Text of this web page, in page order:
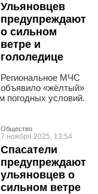
Ульяновцев
предупреждают
о сильном
ветре и
гололедице
Региональное МЧС
объявило «жёлтый»
погодных условий.
Общество
7 ноября 2025, 13:54
Спасатели
предупреждают
ульяновцев о
сильном ветре